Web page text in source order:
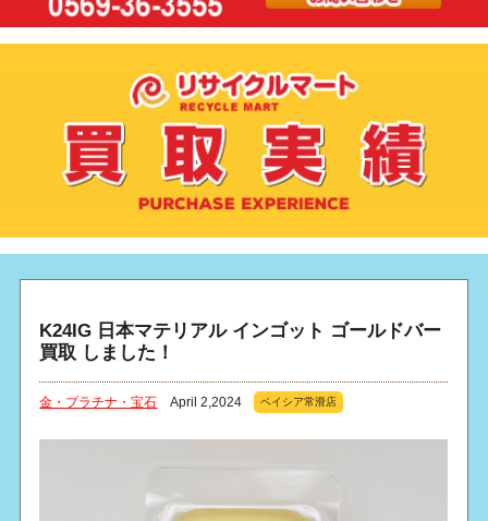
K24IG 日本マテリアル インゴット ゴールドバー
買取 しました！
金・プラチナ・宝石 April 2,2024 ベイシア常滑店